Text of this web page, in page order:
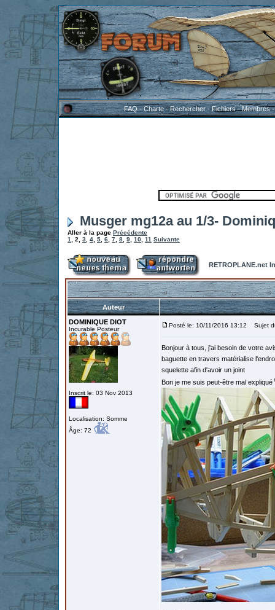
FAQ-Charte-Rechercher-Fichiers-Membres
Musger mg12a au 1/3-
Aller à la page Précédente
1
2 3 4 5 6 7 8 9 10 11 Suivante
RETROPLANE.net
Auteur
DOMINIQUE DIOT
Incurable Posteur
Inscrit le: 03 Nov 2013
Localisation: Somme
Âge: 72
Posté le: 10/11/2016 13:12 Sujet
Bonjour à tous, j'ai besoin de votre
baguette en travers matérialise
squelette afin d'avoir un joint
Bon je me suis peut-être mal expliqué